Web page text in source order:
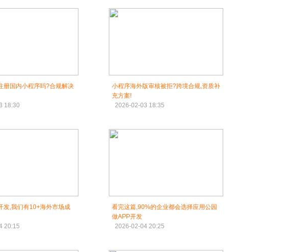
册国内小程序吗?合规解决
18:30
小程序海外版审核被拒?跨境合规,资质补
充方案!
2026-02-03 18:35
发,我们有10+海外市场成
20:15
看完这篇,90%的企业都会选择应用公园
做APP开发
2026-02-04 20:25